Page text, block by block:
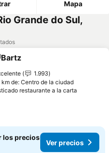
Mapa
Grande do Sul,
a favoritos
1.993
km de: Centro de la ciudad
restaurante a la carta
los precios
Ver precios